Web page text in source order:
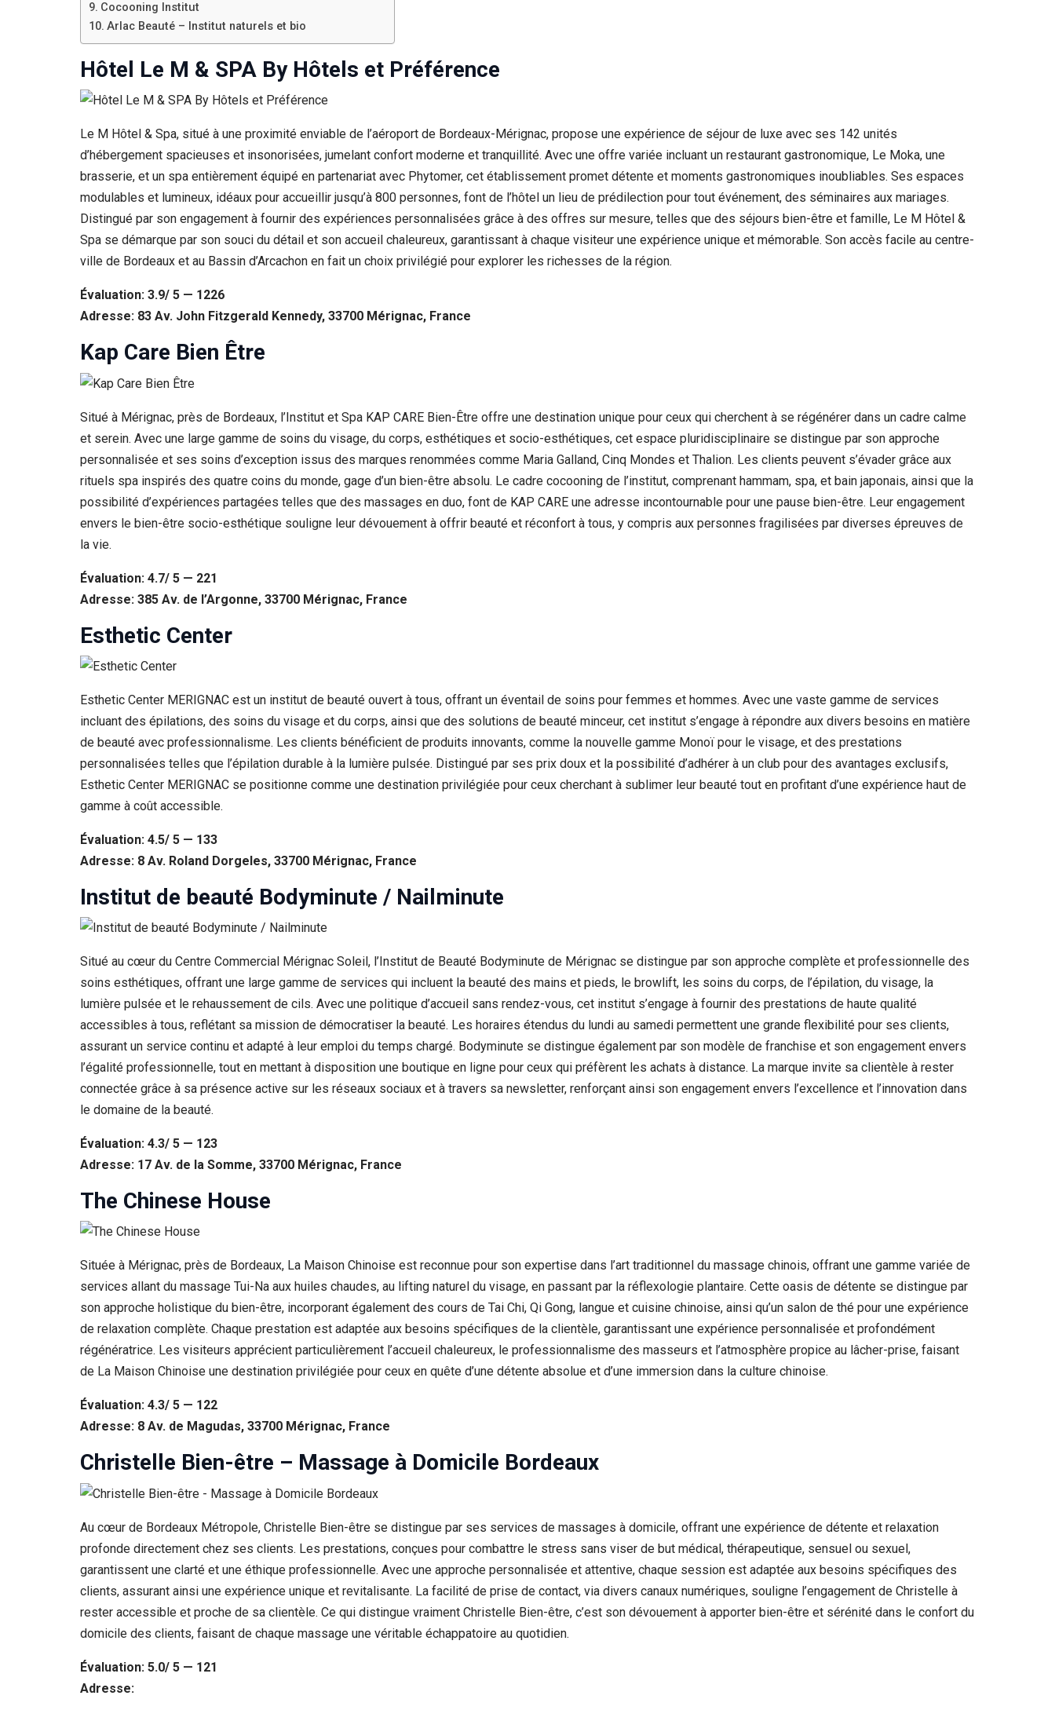
Cocooning Institut
Arlac Beauté – Institut naturels et bio
Hôtel Le M & SPA By Hôtels et Préférence
Le M Hôtel & Spa, situé à une proximité enviable de l’aéroport de Bordeaux-Mérignac, propose une expérience de séjour de luxe avec ses 142 unités
d’hébergement spacieuses et insonorisées, jumelant confort moderne et tranquillité. Avec une offre variée incluant un restaurant gastronomique, Le Moka, une
brasserie, et un spa entièrement équipé en partenariat avec Phytomer, cet établissement promet détente et moments gastronomiques inoubliables. Ses espaces
modulables et lumineux, idéaux pour accueillir jusqu’à 800 personnes, font de l’hôtel un lieu de prédilection pour tout événement, des séminaires aux mariages.
Distingué par son engagement à fournir des expériences personnalisées grâce à des offres sur mesure, telles que des séjours bien-être et famille, Le M Hôtel &
Spa se démarque par son souci du détail et son accueil chaleureux, garantissant à chaque visiteur une expérience unique et mémorable. Son accès facile au centre-
ville de Bordeaux et au Bassin d’Arcachon en fait un choix privilégié pour explorer les richesses de la région.
Évaluation: 3.9/ 5 — 1226
Adresse: 83 Av. John Fitzgerald Kennedy, 33700 Mérignac, France
Kap Care Bien Être
Situé à Mérignac, près de Bordeaux, l’Institut et Spa KAP CARE Bien-Être offre une destination unique pour ceux qui cherchent à se régénérer dans un cadre calme
et serein. Avec une large gamme de soins du visage, du corps, esthétiques et socio-esthétiques, cet espace pluridisciplinaire se distingue par son approche
personnalisée et ses soins d’exception issus des marques renommées comme Maria Galland, Cinq Mondes et Thalion. Les clients peuvent s’évader grâce aux
rituels spa inspirés des quatre coins du monde, gage d’un bien-être absolu. Le cadre cocooning de l’institut, comprenant hammam, spa, et bain japonais, ainsi que la
possibilité d’expériences partagées telles que des massages en duo, font de KAP CARE une adresse incontournable pour une pause bien-être. Leur engagement
envers le bien-être socio-esthétique souligne leur dévouement à offrir beauté et réconfort à tous, y compris aux personnes fragilisées par diverses épreuves de
la vie.
Évaluation: 4.7/ 5 — 221
Adresse: 385 Av. de l’Argonne, 33700 Mérignac, France
Esthetic Center
Esthetic Center MERIGNAC est un institut de beauté ouvert à tous, offrant un éventail de soins pour femmes et hommes. Avec une vaste gamme de services
incluant des épilations, des soins du visage et du corps, ainsi que des solutions de beauté minceur, cet institut s’engage à répondre aux divers besoins en matière
de beauté avec professionnalisme. Les clients bénéficient de produits innovants, comme la nouvelle gamme Monoï pour le visage, et des prestations
personnalisées telles que l’épilation durable à la lumière pulsée. Distingué par ses prix doux et la possibilité d’adhérer à un club pour des avantages exclusifs,
Esthetic Center MERIGNAC se positionne comme une destination privilégiée pour ceux cherchant à sublimer leur beauté tout en profitant d’une expérience haut de
gamme à coût accessible.
Évaluation: 4.5/ 5 — 133
Adresse: 8 Av. Roland Dorgeles, 33700 Mérignac, France
Institut de beauté Bodyminute / Nailminute
Situé au cœur du Centre Commercial Mérignac Soleil, l’Institut de Beauté Bodyminute de Mérignac se distingue par son approche complète et professionnelle des
soins esthétiques, offrant une large gamme de services qui incluent la beauté des mains et pieds, le browlift, les soins du corps, de l’épilation, du visage, la
lumière pulsée et le rehaussement de cils. Avec une politique d’accueil sans rendez-vous, cet institut s’engage à fournir des prestations de haute qualité
accessibles à tous, reflétant sa mission de démocratiser la beauté. Les horaires étendus du lundi au samedi permettent une grande flexibilité pour ses clients,
assurant un service continu et adapté à leur emploi du temps chargé. Bodyminute se distingue également par son modèle de franchise et son engagement envers
l’égalité professionnelle, tout en mettant à disposition une boutique en ligne pour ceux qui préfèrent les achats à distance. La marque invite sa clientèle à rester
connectée grâce à sa présence active sur les réseaux sociaux et à travers sa newsletter, renforçant ainsi son engagement envers l’excellence et l’innovation dans
le domaine de la beauté.
Évaluation: 4.3/ 5 — 123
Adresse: 17 Av. de la Somme, 33700 Mérignac, France
The Chinese House
Située à Mérignac, près de Bordeaux, La Maison Chinoise est reconnue pour son expertise dans l’art traditionnel du massage chinois, offrant une gamme variée de
services allant du massage Tui-Na aux huiles chaudes, au lifting naturel du visage, en passant par la réflexologie plantaire. Cette oasis de détente se distingue par
son approche holistique du bien-être, incorporant également des cours de Tai Chi, Qi Gong, langue et cuisine chinoise, ainsi qu’un salon de thé pour une expérience
de relaxation complète. Chaque prestation est adaptée aux besoins spécifiques de la clientèle, garantissant une expérience personnalisée et profondément
régénératrice. Les visiteurs apprécient particulièrement l’accueil chaleureux, le professionnalisme des masseurs et l’atmosphère propice au lâcher-prise, faisant
de La Maison Chinoise une destination privilégiée pour ceux en quête d’une détente absolue et d’une immersion dans la culture chinoise.
Évaluation: 4.3/ 5 — 122
Adresse: 8 Av. de Magudas, 33700 Mérignac, France
Christelle Bien-être – Massage à Domicile Bordeaux
Au cœur de Bordeaux Métropole, Christelle Bien-être se distingue par ses services de massages à domicile, offrant une expérience de détente et relaxation
profonde directement chez ses clients. Les prestations, conçues pour combattre le stress sans viser de but médical, thérapeutique, sensuel ou sexuel,
garantissent une clarté et une éthique professionnelle. Avec une approche personnalisée et attentive, chaque session est adaptée aux besoins spécifiques des
clients, assurant ainsi une expérience unique et revitalisante. La facilité de prise de contact, via divers canaux numériques, souligne l’engagement de Christelle à
rester accessible et proche de sa clientèle. Ce qui distingue vraiment Christelle Bien-être, c’est son dévouement à apporter bien-être et sérénité dans le confort du
domicile des clients, faisant de chaque massage une véritable échappatoire au quotidien.
Évaluation: 5.0/ 5 — 121
Adresse:
fonctionnalités
votre intérêt et
lorsque vous
visitez notre
augmentez les
chances de
contenu et des
personnalisés.